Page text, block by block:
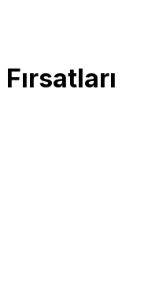
Fırsatları